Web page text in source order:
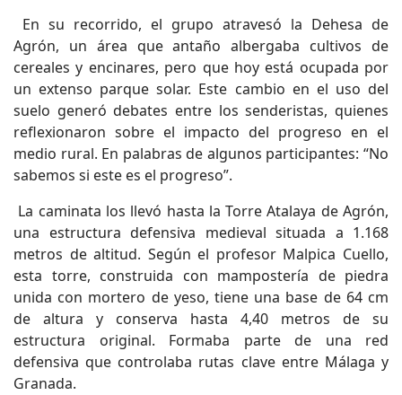
En su recorrido, el grupo atravesó la Dehesa de
Agrón, un área que antaño albergaba cultivos de
cereales y encinares, pero que hoy está ocupada por
un extenso parque solar. Este cambio en el uso del
suelo generó debates entre los senderistas, quienes
reflexionaron sobre el impacto del progreso en el
medio rural. En palabras de algunos participantes: “No
sabemos si este es el progreso”.
La caminata los llevó hasta la Torre Atalaya de Agrón,
una estructura defensiva medieval situada a 1.168
metros de altitud. Según el profesor Malpica Cuello,
esta torre, construida con mampostería de piedra
unida con mortero de yeso, tiene una base de 64 cm
de altura y conserva hasta 4,40 metros de su
estructura original. Formaba parte de una red
defensiva que controlaba rutas clave entre Málaga y
Granada.